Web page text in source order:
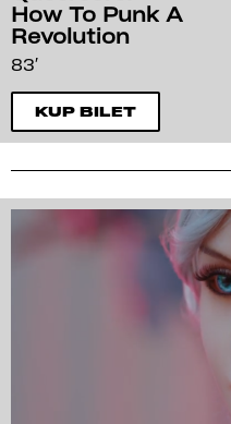
How To Punk A
Revolution
83′
KUP BILET